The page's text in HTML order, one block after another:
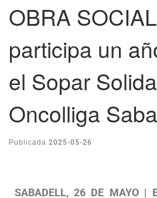
OBRA
participa un
el Sopar
Oncolliga
Publicada 2025-05-26
SABADELL, 26 DE MAYO